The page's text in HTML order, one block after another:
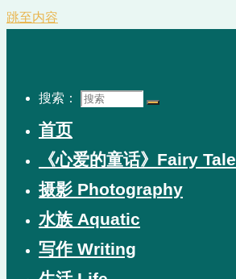
跳至内容
搜索：
首页
《心爱的童话》Fairy Tale
摄影 Photography
水族 Aquatic
写作 Writing